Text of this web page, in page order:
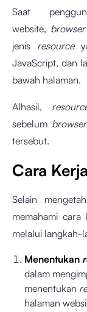
Saat
website, browser
jenis resource
JavaScript, dan
bawah halaman.
Alhasil,
sebelum browser
tersebut.
Cara Kerja
Selain
memahami cara
melalui langkah-
Menentukan
dalam
menentukan
halaman